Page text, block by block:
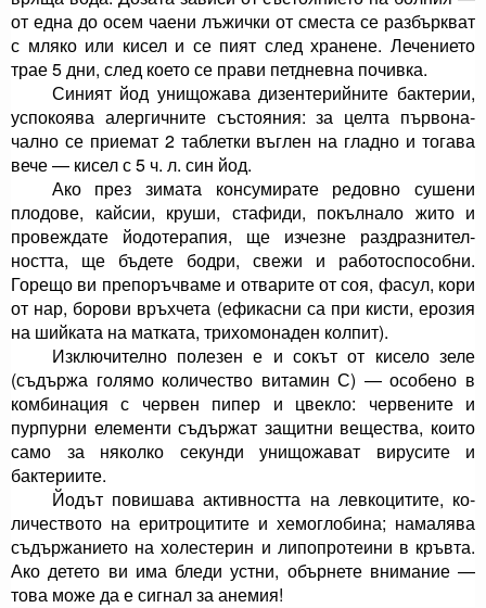
от една до осем чаени лъжички от сместа се разбъркват
с мляко или кисел и се пият след хранене. Лечението
трае 5 дни, след което се прави петдневна почивка.
Синият йод унищожава дизентерийните бактерии,
успокоява алергичните състояния: за целта първона­
чално се приемат 2 таблетки въглен на гладно и тога­ва
вече — кисел с 5 ч. л. син йод.
Ако през зимата консумирате редовно сушени
плодове, кайсии, круши, стафиди, покълнало жито и
провеждате йодотерапия, ще изчезне раздразнител­
ността, ще бъдете бодри, свежи и работоспособни.
Горещо ви препоръчваме и отварите от соя, фасул, кори
от нар, борови връхчета (ефикасни са при кис­ти, ерозия
на шийката на матката, трихомонаден колпит).
Изключително полезен е и сокът от кисело зеле
(съдържа голямо количество витамин С) — особено в
комбинация с червен пипер и цвекло: червените и
пурпурни елементи съдържат защитни вещества, ко­ито
само за няколко секунди унищожават вирусите и
бактериите.
Йодът повишава активността на левкоцитите, ко­
личеството на еритроцитите и хемоглобина; намаля­ва
съдържанието на холестерин и липопротеини в кръвта.
Ако детето ви има бледи устни, обърнете внимание —
това може да е сигнал за анемия!